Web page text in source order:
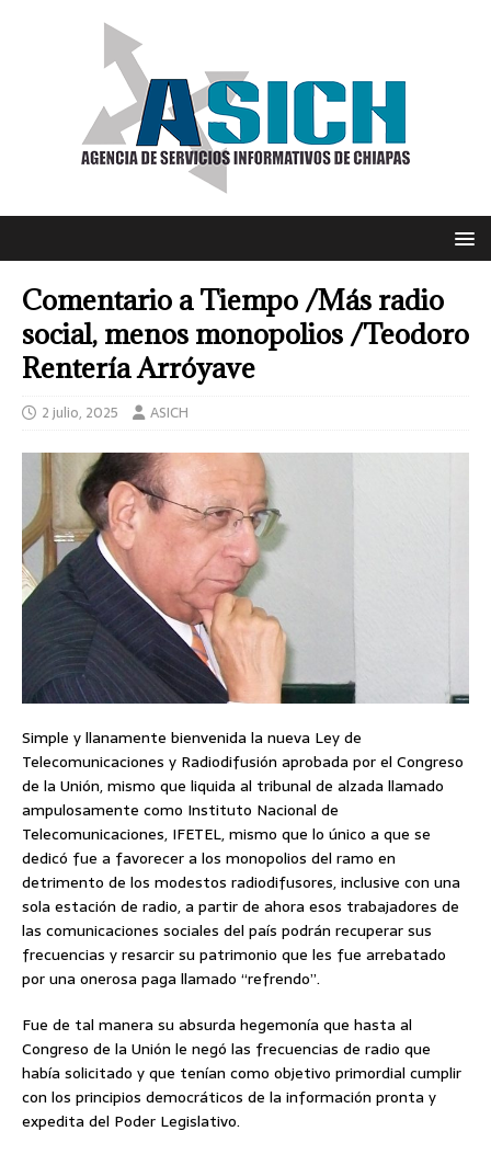
Comentario a Tiempo /Más radio
social, menos monopolios /Teodoro
Rentería Arróyave
2 julio, 2025 ASICH
Simple y llanamente bienvenida la nueva Ley de
Telecomunicaciones y Radiodifusión aprobada por el Congreso
de la Unión, mismo que liquida al tribunal de alzada llamado
ampulosamente como Instituto Nacional de
Telecomunicaciones, IFETEL, mismo que lo único a que se
dedicó fue a favorecer a los monopolios del ramo en
detrimento de los modestos radiodifusores, inclusive con una
sola estación de radio, a partir de ahora esos trabajadores de
las comunicaciones sociales del país podrán recuperar sus
frecuencias y resarcir su patrimonio que les fue arrebatado
por una onerosa paga llamado “refrendo”.
Fue de tal manera su absurda hegemonía que hasta al
Congreso de la Unión le negó las frecuencias de radio que
había solicitado y que tenían como objetivo primordial cumplir
con los principios democráticos de la información pronta y
expedita del Poder Legislativo.